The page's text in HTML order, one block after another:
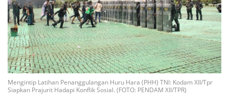
Mengintip Latihan Penanggulangan Huru Hara (PHH) TNI: Kodam XII/Tpr
Siapkan Prajurit Hadapi Konflik Sosial. (FOTO: PENDAM XII/TPR)